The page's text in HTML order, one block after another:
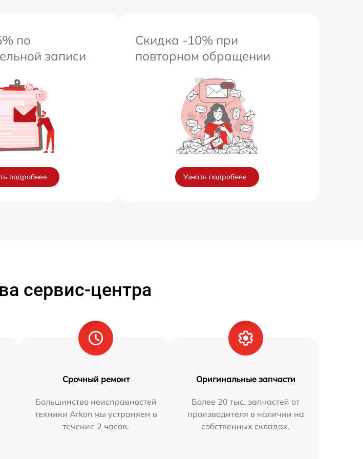
по
записи
подробнее
Скидка -10% при
повторном обращении
Узнать подробнее
сервис-центра
Срочный ремонт
Большинство неисправностей
техники Arkon мы устраняем в
течение 2 часов.
Оригинальные запчасти
Более 20 тыс. запчастей от
производителя в наличии на
собственных складах.